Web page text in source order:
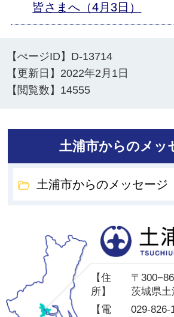
皆さまへ（4月3日）
【ぺージID】 D-13714
【更新日】 2022年2月1日
【閲覧数】 14555
土浦市からのメッ
土浦市からのメッセージ
【住
所】
〒
茨城県
【電
029-826-